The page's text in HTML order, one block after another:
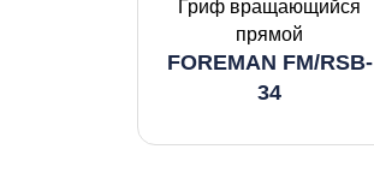
Гриф вращающийся
прямой
FOREMAN FM/RSB-
34